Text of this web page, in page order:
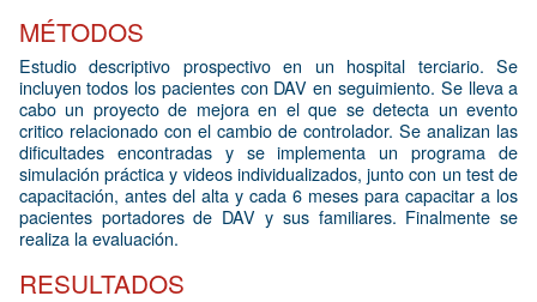
MÉTODOS
Estudio descriptivo prospectivo en un hospital terciario. Se
incluyen todos los pacientes con DAV en seguimiento. Se lleva a
cabo un proyecto de mejora en el que se detecta un evento
critico relacionado con el cambio de controlador. Se analizan las
dificultades encontradas y se implementa un programa de
simulación práctica y videos individualizados, junto con un test de
capacitación, antes del alta y cada 6 meses para capacitar a los
pacientes portadores de DAV y sus familiares. Finalmente se
realiza la evaluación.
RESULTADOS